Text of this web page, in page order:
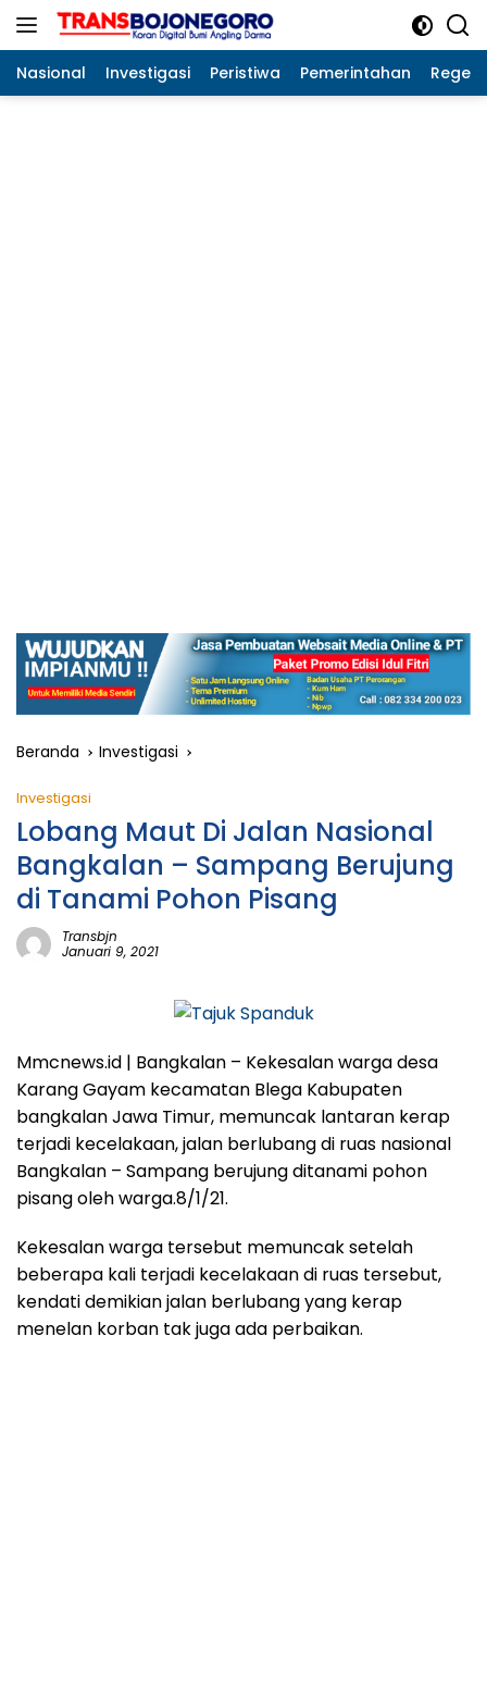
Langsung
Nasional Investigasi Peristiwa Pemerintahan
Beranda Investigasi
Investigasi
Lobang Maut Di Jalan Nasional
Bangkalan – Sampang Berujung
di Tanami Pohon Pisang
Transbjn
Januari 9, 2021
Mmcnews.id | Bangkalan – Kekesalan warga desa
Karang Gayam kecamatan Blega Kabupaten
bangkalan Jawa Timur, memuncak lantaran kerap
terjadi kecelakaan, jalan berlubang di ruas nasional
Bangkalan – Sampang berujung ditanami pohon
pisang oleh warga.8/1/21.
Kekesalan warga tersebut memuncak setelah
beberapa kali terjadi kecelakaan di ruas tersebut,
kendati demikian jalan berlubang yang kerap
menelan korban tak juga ada perbaikan.